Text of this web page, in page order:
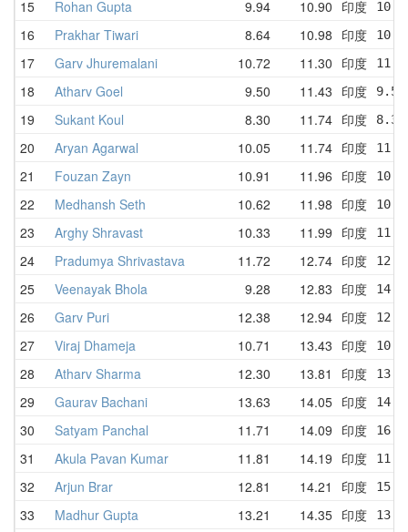
15 Rohan Gupta 9.94 10.90 印度
16 Prakhar Tiwari 8.64 10.98 印度
17 Garv Jhuremalani 10.72 11.30 印度
18 Atharv Goel 9.50 11.43 印度
19 Sukant Koul 8.30 11.74 印度
20 Aryan Agarwal 10.05 11.74 印度
21 Fouzan Zayn 10.91 11.96 印度
22 Medhansh Seth 10.62 11.98 印度
23 Arghy Shravast 10.33 11.99 印度
24 Pradumya Shrivastava 11.72 12.74 印度
25 Veenayak Bhola 9.28 12.83 印度
26 Garv Puri 12.38 12.94 印度
27 Viraj Dhameja 10.71 13.43 印度
28 Atharv Sharma 12.30 13.81 印度
29 Gaurav Bachani 13.63 14.05 印度
30 Satyam Panchal 11.71 14.09 印度
31 Akula Pavan Kumar 11.81 14.19 印度
32 Arjun Brar 12.81 14.21 印度
33 Madhur Gupta 13.21 14.35 印度